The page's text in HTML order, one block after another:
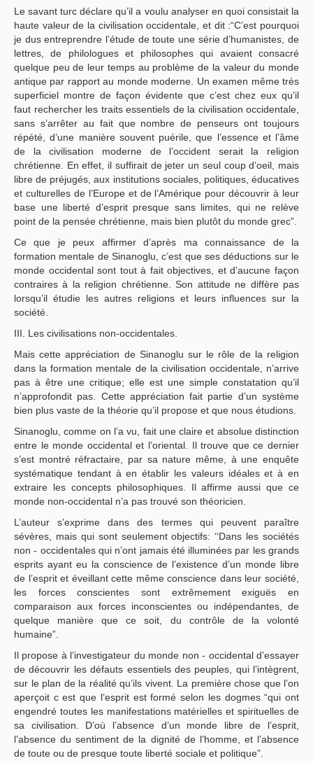
Le savant turc déclare qu’il a voulu analyser en quoi consistait la
haute valeur de la civilisation occidentale, et dit :“C’est pourquoi
je dus entreprendre l’étude de toute une série d’humanistes, de
lettres, de philologues et philosophes qui avaient consacré
quelque peu de leur temps au problème de la valeur du monde
antique par rapport au monde moderne. Un examen même très
superficiel montre de façon évidente que c’est chez eux qu’il
faut rechercher les traits essentiels de la civilisation occidentale,
sans s’arrêter au fait que nombre de penseurs ont toujours
répété, d’une manière souvent puérile, que l’essence et l’âme
de la civilisation moderne de l’occident serait la religion
chrétienne. En effet, il suffirait de jeter un seul coup d’oeil, mais
libre de préjugés, aux institutions sociales, politiques, éducatives
et culturelles de l’Europe et de l’Amérique pour découvrir à leur
base une liberté d’esprit presque sans limites, qui ne relève
point de la pensée chrétienne, mais bien plutôt du monde grec”.
Ce que je peux affirmer d’après ma connaissance de la
formation mentale de Sinanoglu, c’est que ses déductions sur le
monde occidental sont tout à fait objectives, et d’aucune façon
contraires à la religion chrétienne. Son attitude ne diffère pas
lorsqu’il étudie les autres religions et leurs influences sur la
société.
III. Les civilisations non-occidentales.
Mais cette appréciation de Sinanoglu sur le rôle de la religion
dans la formation mentale de la civilisation occidentale, n’arrive
pas à être une critique; elle est une simple constatation qu’il
n’approfondit pas. Cette appréciation fait partie d’un système
bien plus vaste de la théorie qu’il propose et que nous étudions.
Sinanoglu, comme on l’a vu, fait une claire et absolue distinction
entre le monde occidental et l’oriental. Il trouve que ce dernier
s’est montré réfractaire, par sa nature même, à une enquête
systématique tendant à en établir les valeurs idéales et à en
extraire les concepts philosophiques. Il affirme aussi que ce
monde non-occidental n’a pas trouvé son théoricien.
L’auteur s’exprime dans des termes qui peuvent paraître
sévères, mais qui sont seulement objectifs: ‘‘Dans les sociétés
non - occidentales qui n’ont jamais été illuminées par les grands
esprits ayant eu la conscience de l’existence d’un monde libre
de l’esprit et éveillant cette même conscience dans leur société,
les forces conscientes sont extrêmement exiguës en
comparaison aux forces inconscientes ou indépendantes, de
quelque manière que ce soit, du contrôle de la volonté
humaine”.
Il propose à l’investigateur du monde non - occidental d’essayer
de découvrir les défauts essentiels des peuples, qui l’intègrent,
sur le plan de la réalité qu’ils vivent. La première chose que l’on
aperçoit c est que l’esprit est formé selon les dogmes “qui ont
engendré toutes les manifestations matérielles et spirituelles de
sa civilisation. D’où l’absence d’un monde libre de l’esprit,
l’absence du sentiment de la dignité de l’homme, et l’absence
de toute ou de presque toute liberté sociale et politique”.